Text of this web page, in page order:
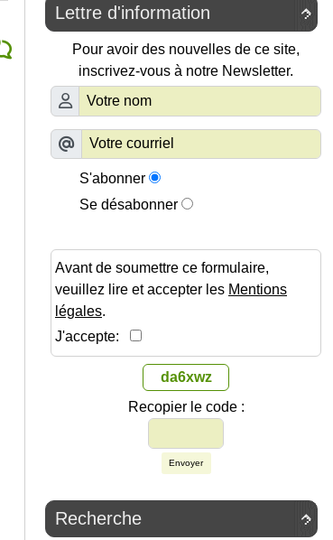

Lettre d'information
Pour avoir des nouvelles de ce site,
inscrivez-vous à notre Newsletter.
S'abonner
Se désabonner
Avant de soumettre ce formulaire,
veuillez lire et accepter les Mentions
légales.
J'accepte:
da6xwz
Recopier le code :
Envoyer

Recherche